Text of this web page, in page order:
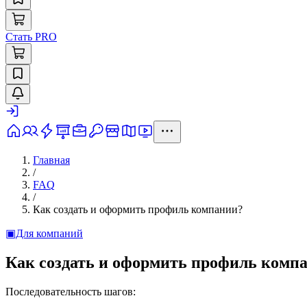
Стать PRO
Главная
/
FAQ
/
Как создать и оформить профиль компании?
▣Для компаний
Как создать и оформить профиль
Последовательность шагов: